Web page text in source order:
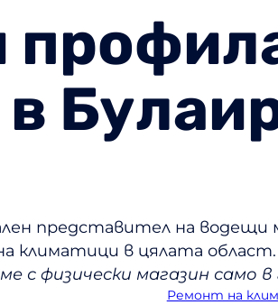
представител на
климатици в цялата област.
с физически магазин само в
Ремонт на